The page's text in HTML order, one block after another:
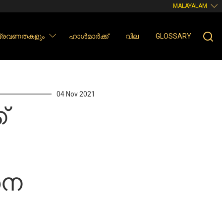
MALAYALAM
ഹാൾമാർക്ക് വില GLOSSARY
04 Nov 2021